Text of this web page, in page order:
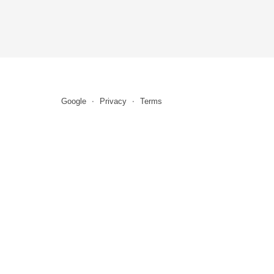
Google Privacy Terms